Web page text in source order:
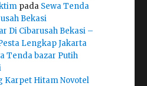
pada Sewa Tenda
Bekasi
Di Cibarusah Bekasi –
Lengkap Jakarta
Tenda bazar Putih
Karpet Hitam Novotel